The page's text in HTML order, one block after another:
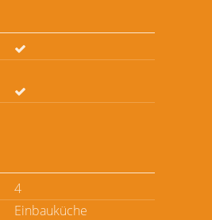
4
Einbauküche